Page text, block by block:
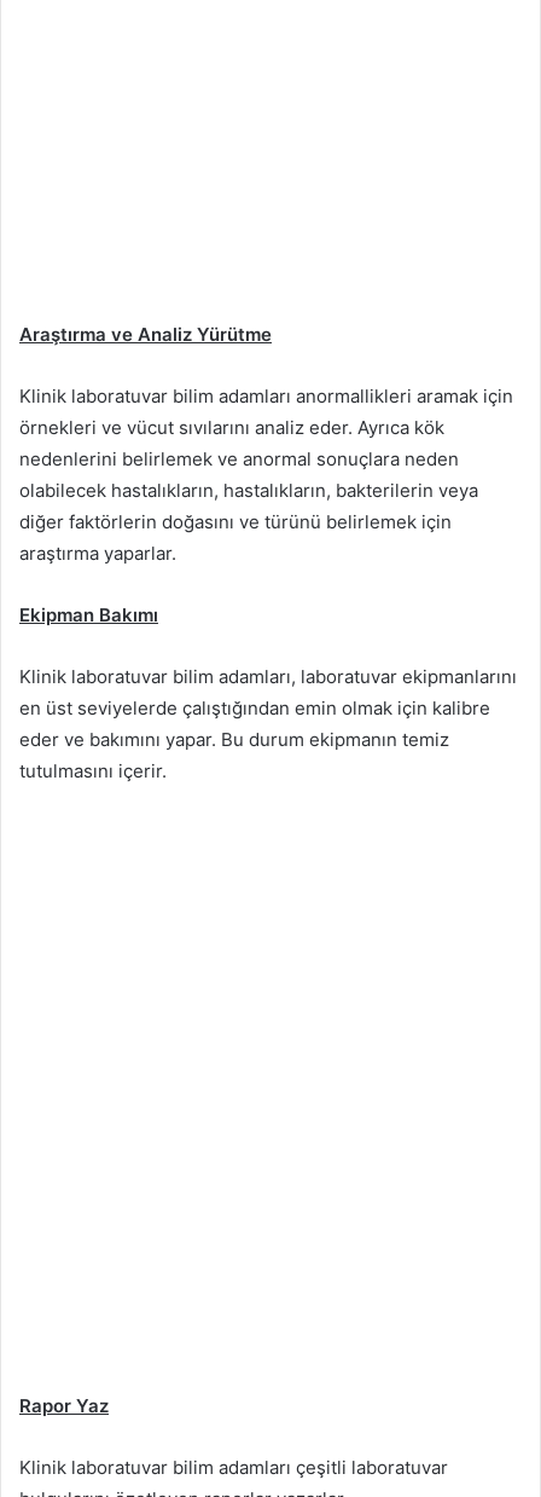
Araştırma ve Analiz Yürütme
Klinik laboratuvar bilim adamları anormallikleri aramak için
örnekleri ve vücut sıvılarını analiz eder. Ayrıca kök
nedenlerini belirlemek ve anormal sonuçlara neden
olabilecek hastalıkların, hastalıkların, bakterilerin veya
diğer faktörlerin doğasını ve türünü belirlemek için
araştırma yaparlar.
Ekipman Bakımı
Klinik laboratuvar bilim adamları, laboratuvar ekipmanlarını
en üst seviyelerde çalıştığından emin olmak için kalibre
eder ve bakımını yapar. Bu durum ekipmanın temiz
tutulmasını içerir.
Rapor Yaz
Klinik laboratuvar bilim adamları çeşitli laboratuvar